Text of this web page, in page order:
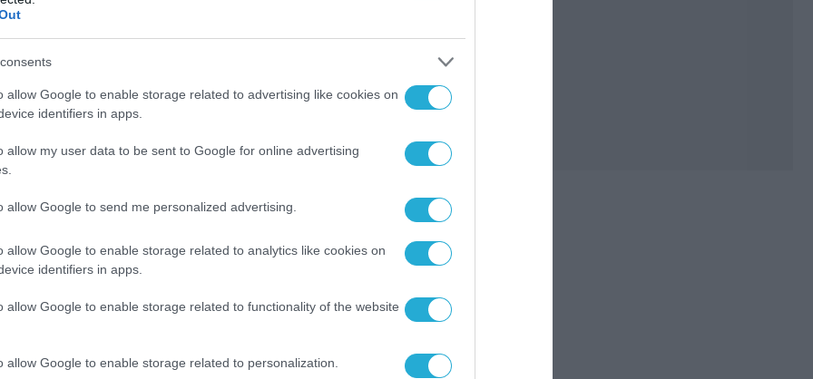
allow Google to enable storage related to advertising like cookies on
identifiers in apps.
allow my user data to be sent to Google for online advertising
allow Google to send me personalized advertising.
allow Google to enable storage related to analytics like cookies on
identifiers in apps.
allow Google to enable storage related to functionality of the website
allow Google to enable storage related to personalization.
έγινε από το Υπουργείο Εξωτερικών.
στην προσέλκυση επενδύσεων στον
των πληροφοριακών συστημάτων του
σταματά η εγκατάσταση και χρήση
πρακτική που ενέχει σοβαρούς